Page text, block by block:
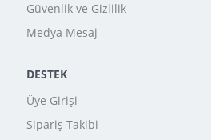
Güvenlik ve Gizlilik
Medya Mesaj
DESTEK
Üye Girişi
Sipariş Takibi